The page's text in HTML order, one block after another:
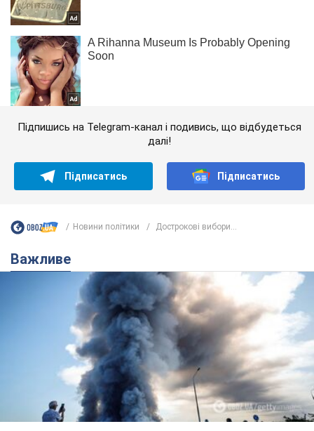
Підпишись на Telegram-канал і подивись, що відбудеться
далі!
Підписатись Підписатись
Новини політики Дострокові вибори...
Важливе